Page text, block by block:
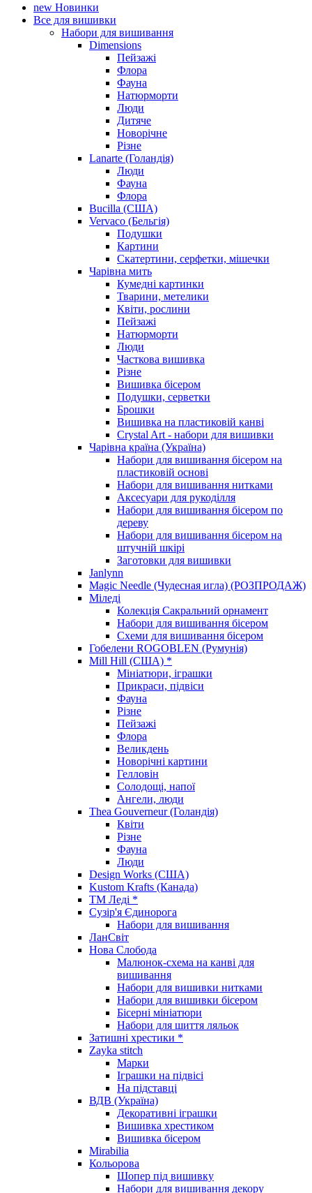
new Новинки
Все для вишивки
Набори для вишивання
Dimensions
Пейзажі
Флора
Фауна
Натюрморти
Люди
Дитяче
Новорічне
Різне
Lanarte (Голандія)
Люди
Фауна
Флора
Bucilla (США)
Vervaco (Бельгія)
Подушки
Картини
Скатертини, серфетки, мішечки
Чарiвна мить
Кумедні картинки
Тварини, метелики
Квіти, рослини
Пейзажі
Натюрморти
Люди
Часткова вишивка
Різне
Вишивка бісером
Подушки, серветки
Брошки
Вишивка на пластиковій канві
Crystal Art - набори для вишивки
Чарівна країна (Україна)
Набори для вишивання бісером на
пластиковій основі
Набори для вишивання нитками
Аксесуари для рукоділля
Набори для вишивання бісером по
дереву
Набори для вишивання бісером на
штучній шкірі
Заготовки для вишивки
Janlynn
Magic Needle (Чудесная игла) (РОЗПРОДАЖ)
Міледі
Колекція Сакральний орнамент
Набори для вишивання бісером
Схеми для вишивання бісером
Гобелени ROGOBLEN (Румунія)
Mill Hill (США) *
Мініатюри, іграшки
Прикраси, підвіси
Фауна
Різне
Пейзажі
Флора
Великдень
Новорічні картини
Гелловін
Солодощі, напої
Ангели, люди
Thea Gouverneur (Голандія)
Квіти
Різне
Фауна
Люди
Design Works (США)
Kustom Krafts (Канада)
ТМ Леді *
Сузір'я Єдинорога
Набори для вишивання
ЛанСвіт
Нова Слобода
Малюнок-схема на канві для
вишивання
Набори для вишивки нитками
Набори для вишивки бісером
Бісерні мініатюри
Набори для шиття ляльок
Затишні хрестики *
Zayka stitch
Марки
Іграшки на підвісі
На підставці
ВДВ (Україна)
Декоративні іграшки
Вишивка хрестиком
Вишивка бісером
Mirabilia
Кольорова
Шопер під вишивку
Набори для вишивання декору